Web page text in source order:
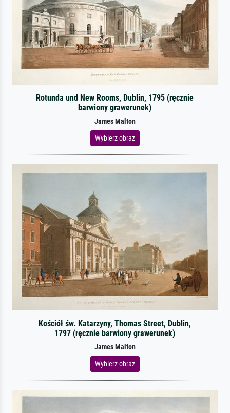
Rotunda und New Rooms, Dublin, 1795 (ręcznie
barwiony grawerunek)
James Malton
Wybierz obraz
Kościół św. Katarzyny, Thomas Street, Dublin,
1797 (ręcznie barwiony grawerunek)
James Malton
Wybierz obraz